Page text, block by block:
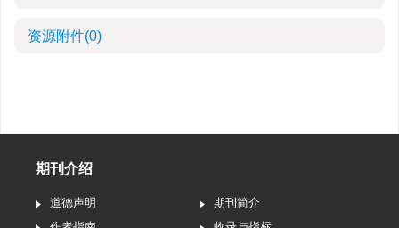
资源附件(0)
期刊介绍
道德声明
期刊简介